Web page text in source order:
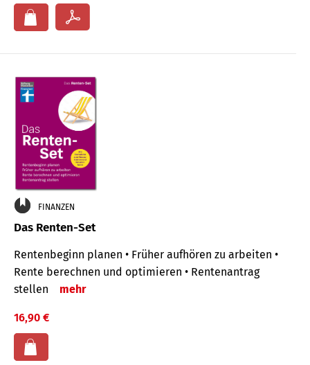
FINANZEN
Das Renten-Set
Rentenbeginn planen • Früher aufhören zu arbeiten •
Rente berechnen und optimieren • Rentenantrag
stellen
mehr
16,90 €